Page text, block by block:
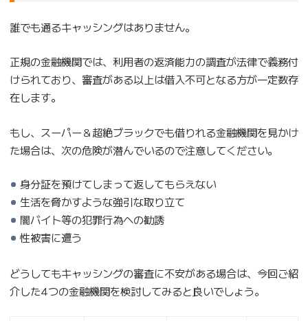
誰でも通るキャッシングはありません。
正規の金融機関では、利用者の返済能力の調査が法律で義務付
けられており、審査がある以上は借入不可となる方が一定数存
在します。
もし、スーパー＆超絶ブラックでも借りれる金融機関を見かけ
た場合は、次の危険が潜んでいるので注意してください。
身分証を預けてしまって返してもらえない
生活を脅かすような強引な取り立て
闇バイト等の犯罪行為への勧誘
性被害に遭う
どうしてもキャッシングの審査に不安がある場合は、今回ご紹
介した4つの金融機関を検討してみると良いでしょう。